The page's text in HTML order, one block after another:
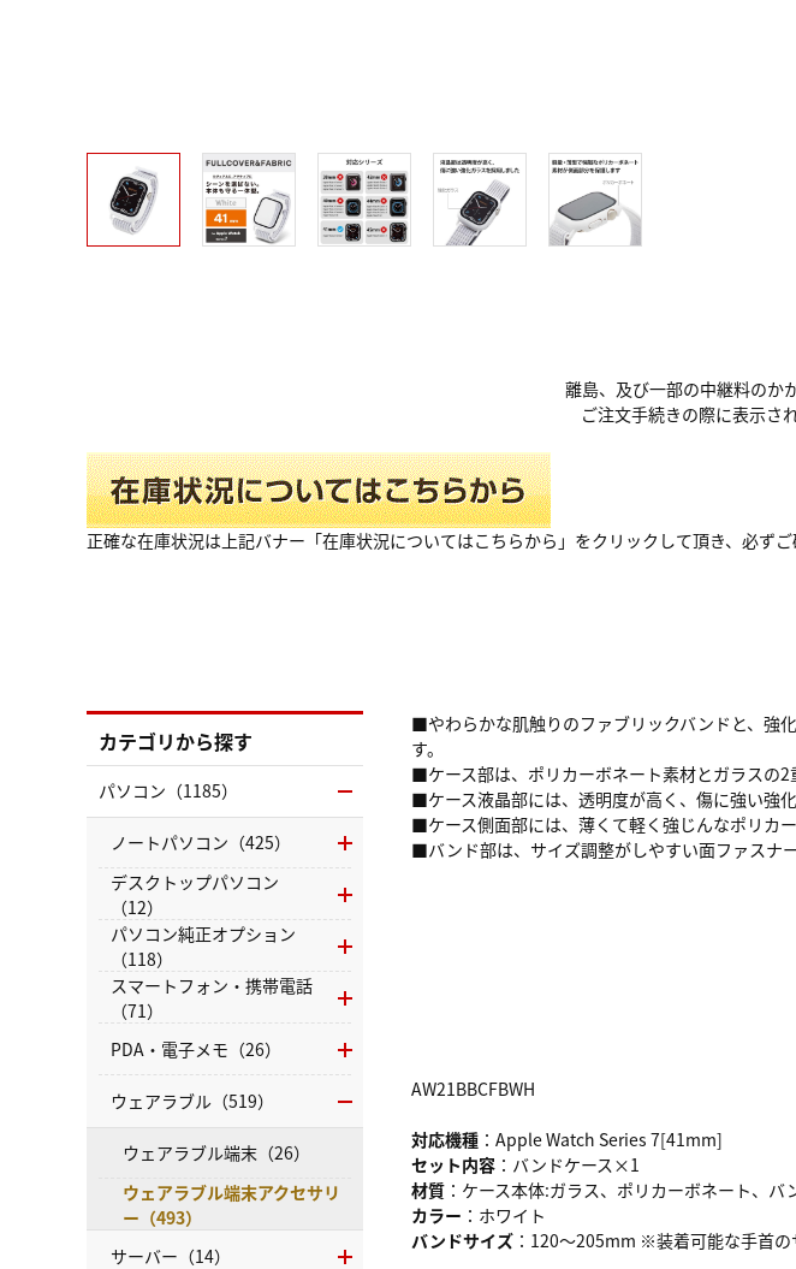
離島、及び一部の中継料のか
ご注文手続きの際に表示さ
正確な在庫状況は上記バナー「在庫状況についてはこちらから」をクリックして頂き、必ずご
■やわらかな肌触りのファブリックバンドと、強
す。
■ケース部は、ポリカーボネート素材とガラスの2
■ケース液晶部には、透明度が高く、傷に強い強
■ケース側面部には、薄くて軽く強じんなポリカ
■バンド部は、サイズ調整がしやすい面ファスナ
AW21BBCFBWH
対応機種 ：Apple Watch Series 7[41mm]
セット内容 ：バンドケース×1
材質 ：ケース本体:ガラス、ポリカーボネート、
カラー ：ホワイト
バンドサイズ ：120～205mm ※装着可能な手首の
カテゴリから探す
パソコン（1185）
ノートパソコン（425）
デスクトップパソコン
（12）
パソコン純正オプション
（118）
スマートフォン・携帯電話
（71）
PDA・電子メモ（26）
ウェアラブル（519）
ウェアラブル端末（26）
ウェアラブル端末アクセサリ
ー（493）
サーバー（14）